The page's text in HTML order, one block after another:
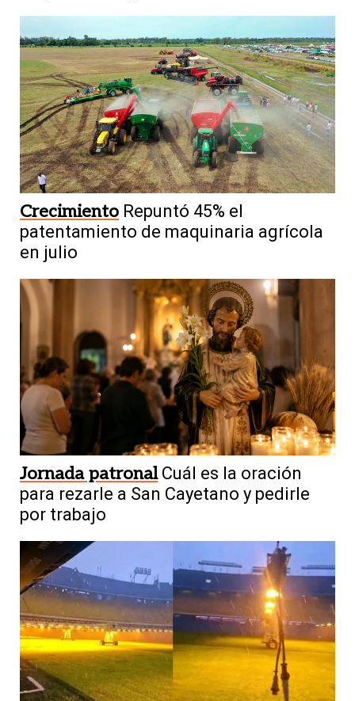
Crecimiento Repuntó 45% el
patentamiento de maquinaria agrícola
en julio
Jornada patronal Cuál es la oración
para rezarle a San Cayetano y pedirle
por trabajo